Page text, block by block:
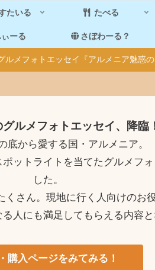
たいる たべる
ーる さぼわーる？
ルメフォトエッセイ『アルメニア魅惑
ルメフォトエッセイ、降臨
底から愛する国・アルメニア。
ットライトを当てたグルメフ
した。
くさん。現地に行く人向けのお
人にも満足してもらえる内容と
購入ページをみてみる！